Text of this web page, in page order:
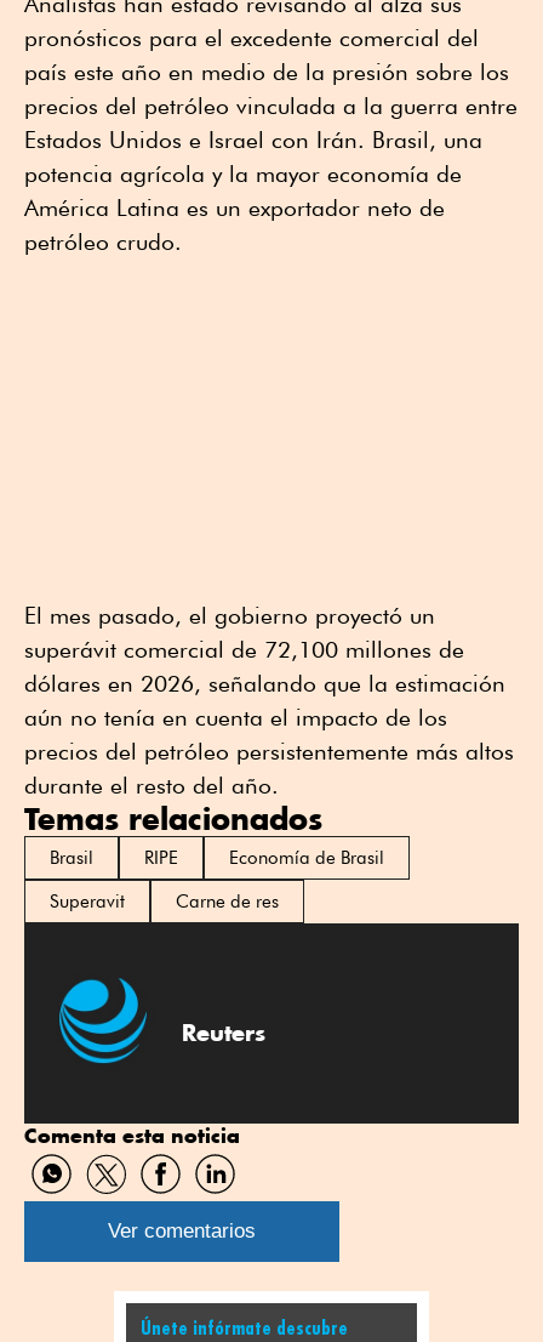
pronósticos para el excedente comercial del
país este año en medio de la presión sobre los
precios del petróleo vinculada a la guerra entre
Estados Unidos e Israel con Irán. Brasil, una
potencia agrícola y la mayor economía de
América Latina es un exportador neto de
petróleo crudo.
El mes pasado, el gobierno proyectó un
superávit comercial de 72,100 millones de
dólares en 2026, señalando que la estimación
aún no tenía en cuenta el impacto de los
precios del petróleo persistentemente más altos
durante el resto del año.
Temas relacionados
Brasil RIPE
Economía de Brasil
Superavit
Carne de res
Reuters
Comenta esta noticia
Compartir
por
WhatsApp
Compartir
por
Twitter
Compartir
por
Facebook
Compartir
por
Linkedin
Ver comentarios
Únete infórmate descubre